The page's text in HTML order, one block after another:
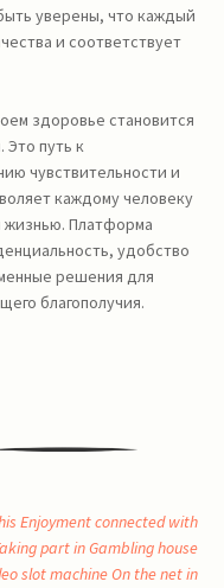
уверены, что каждый
и соответствует
здоровье становится
путь к
чувствительности и
каждому человеку
жизнью. Платформа
удобство
решения для
благополучия.
Enjoyment connected with
part in Gambling house
slot machine On the net in